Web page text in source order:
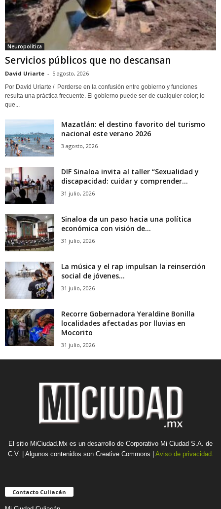
Neuropolítica
Servicios públicos que no descansan
David Uriarte - 5 agosto, 2026
Por David Uriarte / Perderse en la confusión entre gobierno y funciones
resulta una práctica frecuente. El gobierno puede ser de cualquier color; lo
que...
Mazatlán: el destino favorito del turismo
nacional este verano 2026
3 agosto, 2026
DIF Sinaloa invita al taller “Sexualidad y
discapacidad: cuidar y comprender...
31 julio, 2026
Sinaloa da un paso hacia una política
económica con visión de...
31 julio, 2026
La música y el rap impulsan la reinserción
social de jóvenes...
31 julio, 2026
Recorre Gobernadora Yeraldine Bonilla
localidades afectadas por lluvias en
Mocorito
31 julio, 2026
El sitio MiCiudad.Mx es un desarrollo de Corporativo Mi Ciudad S.A. de
C.V. | Algunos contenidos son Creative Commons | Aviso de privacidad.
Contacto Culiacán